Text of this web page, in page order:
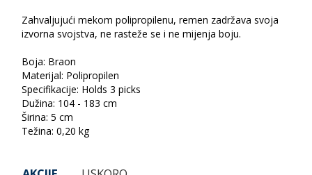
Zahvaljujući mekom polipropilenu, remen zadržava svoja
izvorna svojstva, ne rasteže se i ne mijenja boju.
Boja: Braon
Materijal: Polipropilen
Specifikacije: Holds 3 picks
Dužina: 104 - 183 cm
Širina: 5 cm
Težina: 0,20 kg